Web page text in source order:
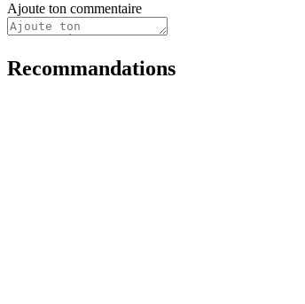
Ajoute ton commentaire
Recommandations